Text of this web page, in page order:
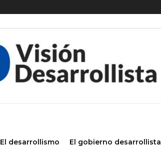
El desarrollismo El gobierno desarrollista